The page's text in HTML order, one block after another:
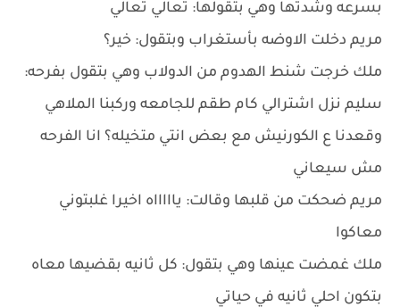
بسرعه وشدتها وهي بتقولها: تعالي تعالي
مريم دخلت الاوضه بأستغراب وبتقول: خير؟
ملك خرجت شنط الهدوم من الدولاب وهي بتقول بفرحه:
سليم نزل اشترالي كام طقم للجامعه وركبنا الملاهي
وقعدنا ع الكورنيش مع بعض انتي متخيله؟ انا الفرحه
مش سيعاني
مريم ضحكت من قلبها وقالت: ياااااه اخيرا غلبتوني
معاكوا
ملك غمضت عينها وهي بتقول: كل ثانيه بقضيها معاه
بتكون احلي ثانيه في حياتي